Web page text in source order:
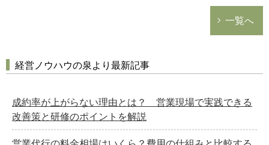
一覧へ
経営ノウハウの泉より最新記事
成約率が上がらない理由とは？ 営業現場で実践できる
改善策と研修のポイントを解説